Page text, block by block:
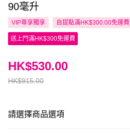
90毫升
VIP尊享獨享 自提點滿HK$300.00免運費
送上門滿HK$300免運費
HK$915.00
HK$530.00
請選擇商品選項